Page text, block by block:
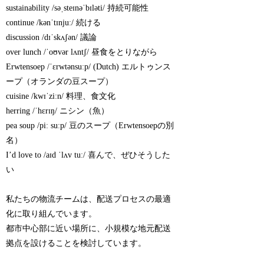
sustainability /səˌsteɪnəˈbɪləti/ 持続可能性
continue /kənˈtɪnjuː/ 続ける
discussion /dɪˈskʌʃən/ 議論
over lunch /ˈoʊvər lʌntʃ/ 昼食をとりながら
Erwtensoep /ˈɛrwtənsuːp/ (Dutch) エルトゥンス
ープ（オランダの豆スープ）
cuisine /kwɪˈziːn/ 料理、食文化
herring /ˈhɛrɪŋ/ ニシン（魚）
pea soup /piː suːp/ 豆のスープ（Erwtensoepの別
名）
I’d love to /aɪd ˈlʌv tuː/ 喜んで、ぜひそうした
い
私たちの物流チームは、配送プロセスの最適
化に取り組んでいます。
都市中心部に近い場所に、小規模な地元配送
拠点を設けることを検討しています。